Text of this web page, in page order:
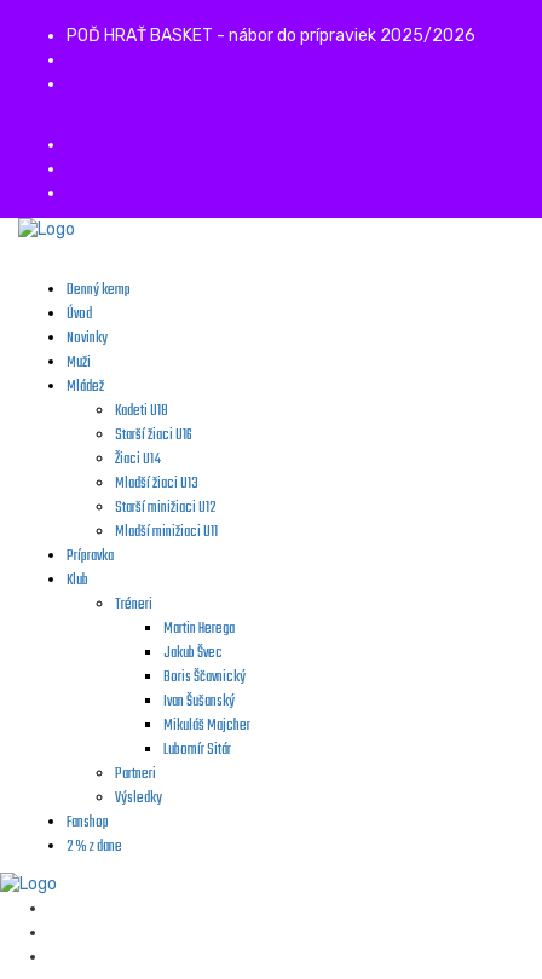
POĎ HRAŤ BASKET - nábor do prípraviek 2025/2026
Denný kemp
Úvod
Novinky
Muži
Mládež
Kadeti U18
Starší žiaci U16
Žiaci U14
Mladší žiaci U13
Starší minižiaci U12
Mladší minižiaci U11
Prípravka
Klub
Tréneri
Martin Herega
Jakub Švec
Boris Ščavnický
Ivan Šušanský
Mikuláš Majcher
Lubomír Sitár
Partneri
Výsledky
Fanshop
2 % z dane